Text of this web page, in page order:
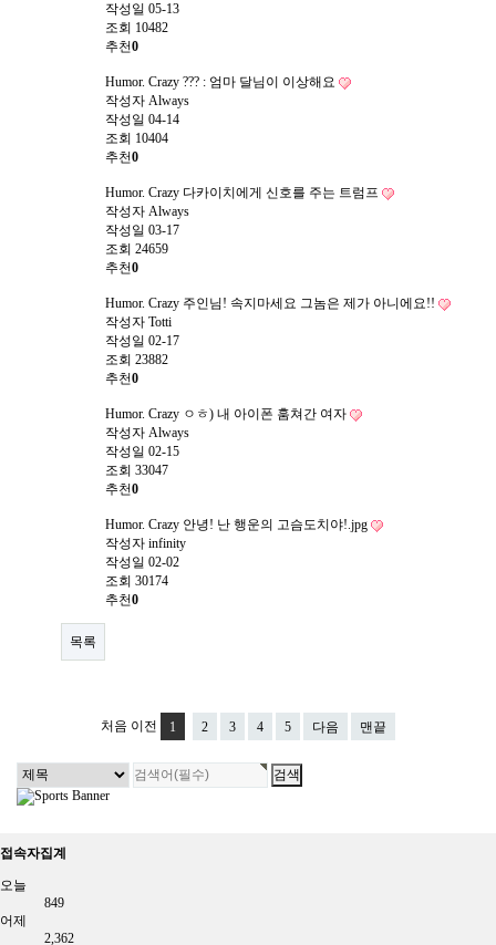
작성일 05-13
조회 10482
추천0
Humor. Crazy ??? : 엄마 달님이 이상해요
작성자 Always
작성일 04-14
조회 10404
추천0
Humor. Crazy 다카이치에게 신호를 주는 트럼프
작성자 Always
작성일 03-17
조회 24659
추천0
Humor. Crazy 주인님! 속지마세요 그놈은 제가 아니에요!!
작성자 Totti
작성일 02-17
조회 23882
추천0
Humor. Crazy ㅇㅎ) 내 아이폰 훔쳐간 여자
작성자 Always
작성일 02-15
조회 33047
추천0
Humor. Crazy 안녕! 난 행운의 고슴도치야!.jpg
작성자 infinity
작성일 02-02
조회 30174
추천0
목록
처음 이전 1 2 3 4 5 다음 맨끝
접속자집계
오늘
849
어제
2,362